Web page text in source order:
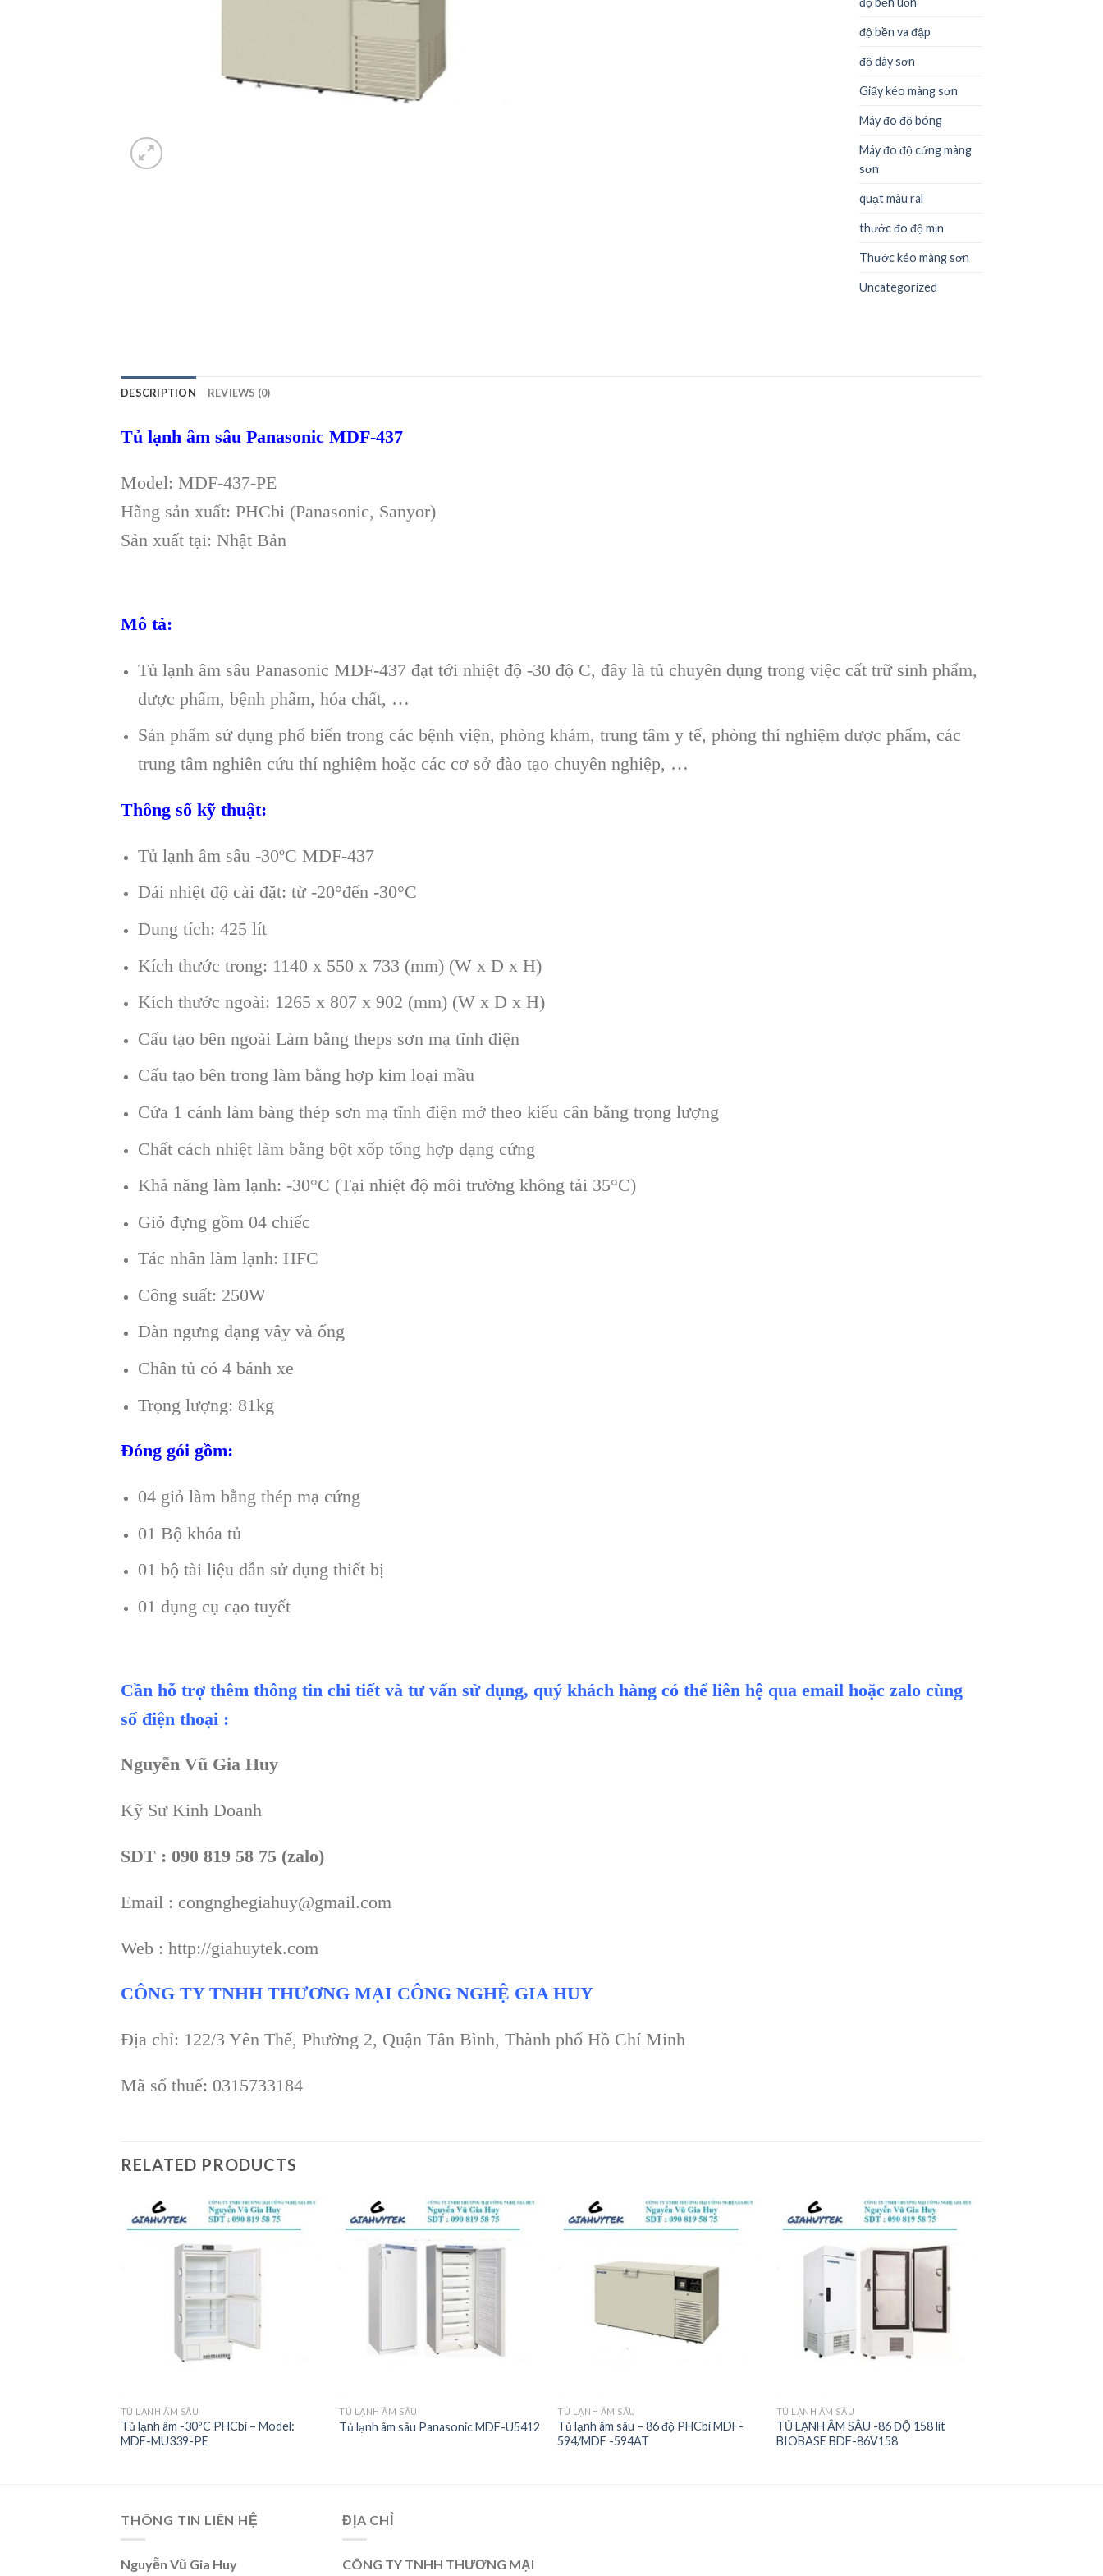
độ bền va đập
độ dày sơn
Giấy kéo màng sơn
Máy đo độ bóng
Máy đo độ cứng màng
sơn
quạt màu ral
thước đo độ mịn
Thước kéo màng sơn
Uncategorized
DESCRIPTION REVIEWS (0)
Tủ lạnh âm sâu Panasonic MDF-437
Model: MDF-437-PE
Hãng sản xuất: PHCbi (Panasonic, Sanyor)
Sản xuất tại: Nhật Bản
Mô tả:
Tủ lạnh âm sâu Panasonic MDF-437 đạt tới nhiệt độ -30 độ C, đây là tủ chuyên dụng trong việc cất trữ sinh phẩm,
dược phẩm, bệnh phẩm, hóa chất, …
Sản phẩm sử dụng phổ biến trong các bệnh viện, phòng khám, trung tâm y tế, phòng thí nghiệm dược phẩm, các
trung tâm nghiên cứu thí nghiệm hoặc các cơ sở đào tạo chuyên nghiệp, …
Thông số kỹ thuật:
Tủ lạnh âm sâu -30ºC MDF-437
Dải nhiệt độ cài đặt: từ -20°đến -30°C
Dung tích: 425 lít
Kích thước trong: 1140 x 550 x 733 (mm) (W x D x H)
Kích thước ngoài: 1265 x 807 x 902 (mm) (W x D x H)
Cấu tạo bên ngoài Làm bằng theps sơn mạ tĩnh điện
Cấu tạo bên trong làm bằng hợp kim loại mầu
Cửa 1 cánh làm bàng thép sơn mạ tĩnh điện mở theo kiểu cân bằng trọng lượng
Chất cách nhiệt làm bằng bột xốp tổng hợp dạng cứng
Khả năng làm lạnh: -30°C (Tại nhiệt độ môi trường không tải 35°C)
Giỏ đựng gồm 04 chiếc
Tác nhân làm lạnh: HFC
Công suất: 250W
Dàn ngưng dạng vây và ống
Chân tủ có 4 bánh xe
Trọng lượng: 81kg
Đóng gói gồm:
04 giỏ làm bằng thép mạ cứng
01 Bộ khóa tủ
01 bộ tài liệu dẫn sử dụng thiết bị
01 dụng cụ cạo tuyết
Cần hỗ trợ thêm thông tin chi tiết và tư vấn sử dụng, quý khách hàng có thể liên hệ qua email hoặc zalo cùng
số điện thoại :
Nguyễn Vũ Gia Huy
Kỹ Sư Kinh Doanh
SDT : 090 819 58 75 (zalo)
Email : congnghegiahuy@gmail.com
Web : http://giahuytek.com
CÔNG TY TNHH THƯƠNG MẠI CÔNG NGHỆ GIA HUY
Địa chỉ: 122/3 Yên Thế, Phường 2, Quận Tân Bình, Thành phố Hồ Chí Minh
Mã số thuế: 0315733184
RELATED PRODUCTS
TỦ LẠNH ÂM SÂU
Tủ lạnh âm -30ºC PHCbi – Model:
MDF-MU339-PE
TỦ LẠNH ÂM SÂU
Tủ lạnh âm sâu Panasonic MDF-U5412
Add to
TỦ LẠNH ÂM SÂU
Tủ lạnh âm sâu – 86 độ PHCbi MDF-
594/MDF -594AT
Add to
wishlist
TỦ LẠNH ÂM SÂU
TỦ LẠNH ÂM SÂU -86 ĐỘ 158 lít
BIOBASE BDF-86V158
THÔNG TIN LIÊN HỆ
Nguyễn Vũ Gia Huy
ĐỊA CHỈ
CÔNG TY TNHH THƯƠNG MẠI